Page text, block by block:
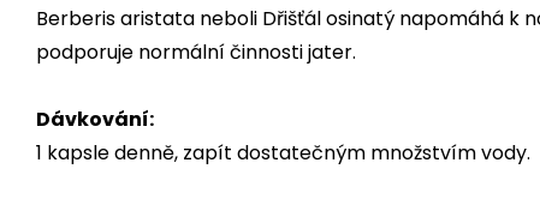
Berberis aristata neboli Dřišťál osinatý napomáhá k
podporuje normální činnosti jater.
Dávkování:
1 kapsle denně, zapít dostatečným množstvím vody.